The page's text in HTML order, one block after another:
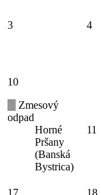
3 4
10
Zmesový
odpad
Horné
Pršany
(Banská
Bystrica)
11